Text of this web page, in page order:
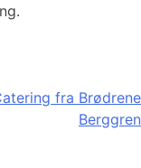
fra Brødrene
Berggren